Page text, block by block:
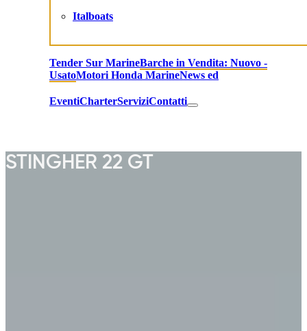
Italboats
Tender Sur MarineBarche in Vendita: Nuovo -
UsatoMotori Honda MarineNews ed
EventiCharterServiziContatti
STINGHER 22 GT